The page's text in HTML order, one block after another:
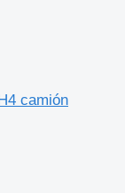
camión